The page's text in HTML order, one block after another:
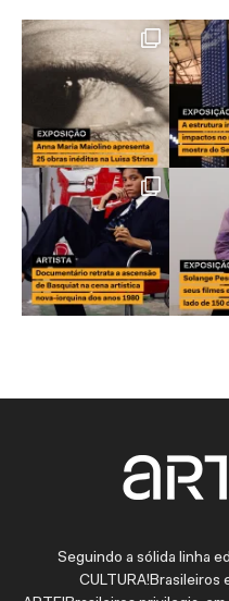
Seguindo a sólida linha
CULTURA!Brasileiros